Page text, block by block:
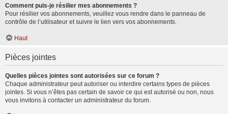
Comment puis-je résilier mes abonnements ?
Pour résilier vos abonnements, veuillez vous rendre dans le panneau de
contrôle de l’utilisateur et suivre le lien vers vos abonnements.
Haut
Pièces jointes
Quelles pièces jointes sont autorisées sur ce forum ?
Chaque administrateur peut autoriser ou interdire certains types de pièces
jointes. Si vous n’êtes pas certain de savoir ce qui est autorisé ou non, nous
vous invitons à contacter un administrateur du forum.